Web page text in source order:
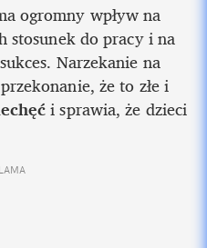
ogromny wpływ na
stosunek do pracy i na
Narzekanie na
że to złe i
i sprawia, że dzieci